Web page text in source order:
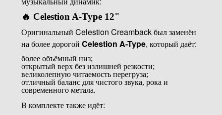
🔥 Celestion A-Type 12"
Оригинальный Celestion Creamback был заменён
на более дорогой Celestion A-Type, который даёт:
более объёмный низ;
открытый верх без излишней резкости;
великолепную читаемость перегруза;
отличный баланс для чистого звука, рока и
современного метала.
В комплекте также идёт: